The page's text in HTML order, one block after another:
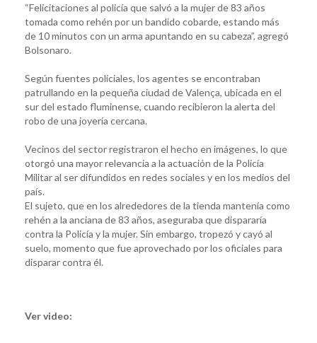
“Felicitaciones al policía que salvó a la mujer de 83 años
tomada como rehén por un bandido cobarde, estando más
de 10 minutos con un arma apuntando en su cabeza”, agregó
Bolsonaro.
Según fuentes policiales, los agentes se encontraban
patrullando en la pequeña ciudad de Valença, ubicada en el
sur del estado fluminense, cuando recibieron la alerta del
robo de una joyería cercana.
Vecinos del sector registraron el hecho en imágenes, lo que
otorgó una mayor relevancia a la actuación de la Policía
Militar al ser difundidos en redes sociales y en los medios del
país.
El sujeto, que en los alrededores de la tienda mantenía como
rehén a la anciana de 83 años, aseguraba que dispararía
contra la Policía y la mujer. Sin embargo, tropezó y cayó al
suelo, momento que fue aprovechado por los oficiales para
disparar contra él.
Ver video: